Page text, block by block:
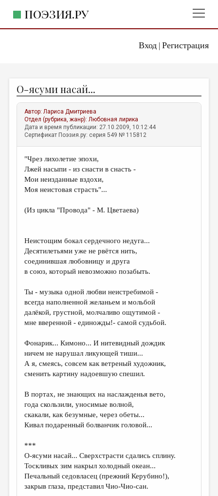
Вход| Регистрация
ПОЭЗИЯ.РУ
ЖАНРЫ
АВТОРЫ
КОММЕНТАРИИ
ЛИТСАЛОН
НОВОСТИ
ПРАВИЛА САЙТА
ИЗБРАННОЕ
ПРОИЗВЕДЕНИЯ
ПЕРЕВОДЫ
ДЕТСКАЯ КОМНАТА
КНИЖНАЯ ПОЛКА
СТРАНИЦЫ ПАМЯТИ
ОБЪЯВЛЕНИЯ
КОЛОНКА РЕДАКТОРА
РЕДКОЛЛЕГИЯ
ОТ РЕДАКЦИИ
ЭССЕИСТИКА
ЛИТЕРАТУРОВЕДЕНИЕ
КУЛЬТУРОВЕДЕНИЕ
О-ясуми насай...
Автор:Лариса Дмитриева
Отдел (рубрика, жанр):Любовная лирика
Дата и время публикации: 27.10.2009, 10:12:44
Сертификат Поэзия.ру: серия 549 № 115812
"Чрез лихолетие эпохи,
Лжей насыпи - из снасти в снасть -
Мои неизданные вздохи,
Моя неистовая страсть"...
(Из цикла "Провода" - М. Цветаева)
Неистощим бокал сердечного недуга...
Десятилетьями уже не рвётся нить,
соединившая любовницу и друга
в союз, который невозможно позабыть.
Ты - музыка одной любви неистребимой -
всегда наполненной желаньем и мольбой
далёкой, грустной, молчаливо ощутимой -
мне вверенной - единожды!- самой судьбой.
Фонарик... Кимоно... И нитевидный дождик
ничем не нарушал ликующей тиши...
А я, смеясь, совсем как ветреный художник,
сменить картину надоевшую спешил.
В портах, не знающих на наслажденья вето,
года скользили, уносимые волной,
скакали, как безумные, через обеты...
Кивал подаренный болванчик головой...
***
О-ясуми насай... Сверхстрасти сдались сплину.
Тоскливых зим накрыл холодный океан...
Печальный седовласец (прежний Керубино!),
закрыв глаза, представил Чио-Чио-сан.